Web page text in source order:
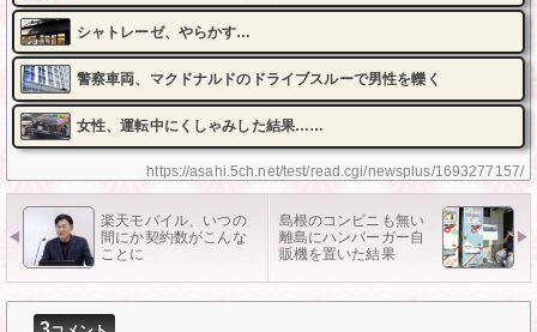
https://asahi.5ch.net/test/read.cgi/newsplus/1693277157/
シャトレーゼ、やらかす…
警察車両、マクドナルドのドライブスルーで男性を轢く
女性、運転中にくしゃみした結果……
楽天モバイル、いつの
間にか契約数がこんな
ことに
島根のコンビニも無い
離島にハンバーガー自
販機を置いた結果